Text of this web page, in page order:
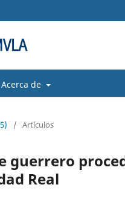
Acerca de
/ Artículos
guerrero
Real